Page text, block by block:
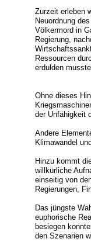
Zurzeit erleben
Neuordnung
Völkermord in
Regierung,
Ressourcen
erdulden musste.
Ohne dieses
der Unfähigkeit
Andere
Klimawandel
Hinzu kommt
willkürliche
einseitig von
Regierungen,
Das jüngste
euphorische
besiegen
den Szenarien